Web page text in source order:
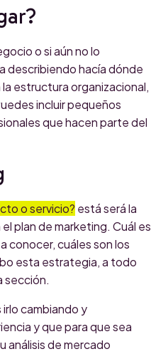
o si aún no lo
describiendo hacía dónde
estructura organizacional,
incluir pequeños
que hacen parte del
o servicio? está será la
plan de marketing. Cuál es
conocer, cuáles son los
esta estrategia, a todo
sección.
cambiando y
y que para que sea
análisis de mercado